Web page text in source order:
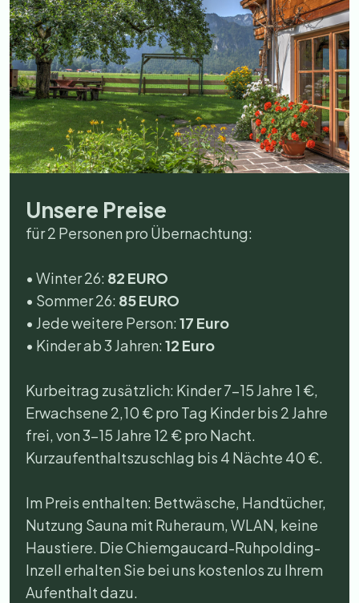
Unsere Preise
für 2 Personen pro Übernachtung:
• Winter 26: 82 EURO
• Sommer 26: 85 EURO
• Jede weitere Person: 17 Euro
• Kinder ab 3 Jahren: 12 Euro
Kurbeitrag zusätzlich: Kinder 7-15 Jahre 1 €,
Erwachsene 2,10 € pro Tag Kinder bis 2 Jahre
frei, von 3-15 Jahre 12 € pro Nacht.
Kurzaufenthaltszuschlag bis 4 Nächte 40 €.
Im Preis enthalten: Bettwäsche, Handtücher,
Nutzung Sauna mit Ruheraum, WLAN, keine
Haustiere. Die Chiemgaucard-Ruhpolding-
Inzell erhalten Sie bei uns kostenlos zu Ihrem
Aufenthalt dazu.